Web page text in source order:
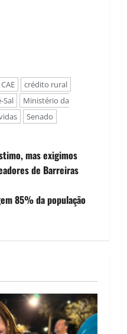
CAE
crédito rural
Sal
Ministério da
Senado
mas exigimos
de Barreiras
85% da população